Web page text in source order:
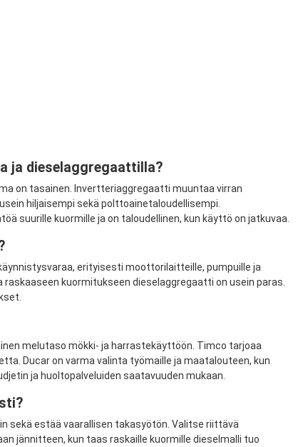
ja dieselaggregaattilla?
on tasainen. Invertteriaggregaatti muuntaa virran
hiljaisempi sekä polttoainetaloudellisempi.
suurille kuormille ja on taloudellinen, kun käyttö on jatkuvaa.
erityisesti moottorilaitteille, pumpuille ja
kuormitukseen dieselaggregaatti on usein paras.
melutaso mökki- ja harrastekäyttöön. Timco tarjoaa
Ducar on varma valinta työmaille ja maatalouteen, kun
ja huoltopalveluiden saatavuuden mukaan.
sekä estää vaarallisen takasyötön. Valitse riittävä
jännitteen, kun taas raskaille kuormille dieselmalli tuo